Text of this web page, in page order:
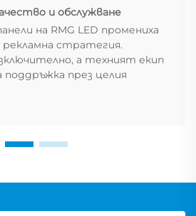
и обслужване
на RMG LED промениха
стратегия.
а техният екип
поддръжка през целия